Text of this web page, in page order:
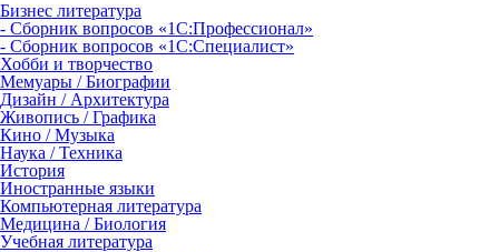
Бизнес литература
- Сборник вопросов «1С:Профессионал»
- Сборник вопросов «1С:Специалист»
Хобби и творчество
Мемуары / Биографии
Дизайн / Архитектура
Живопись / Графика
Кино / Музыка
Наука / Техника
История
Иностранные языки
Компьютерная литература
Медицина / Биология
Учебная литература